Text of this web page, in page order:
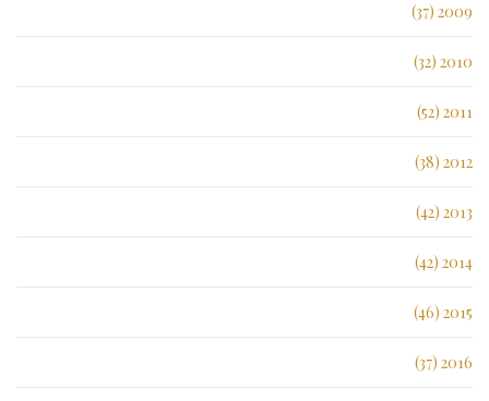
2009 (37)
2010 (32)
2011 (52)
2012 (38)
2013 (42)
2014 (42)
2015 (46)
2016 (37)